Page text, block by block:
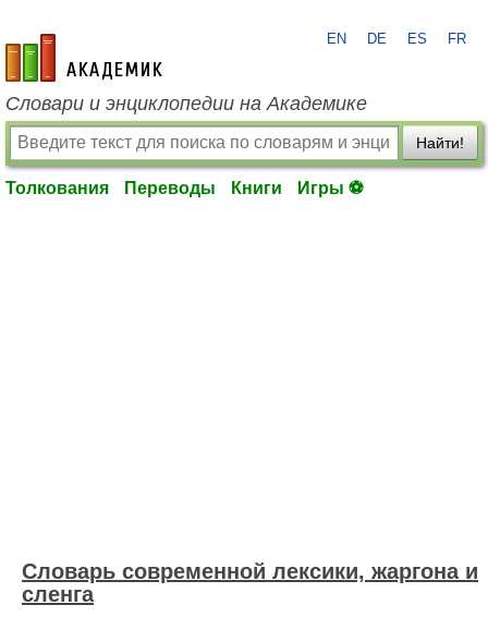
academic.ru
EN DE ES FR
Словари и энциклопедии на Академике
Найти!
Толкования Переводы Книги Игры ⚽
Cловарь современной лексики, жаргона и
сленга